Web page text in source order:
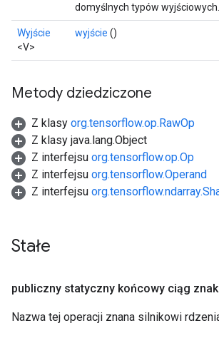
domyślnych typów wyjściowych.
Wyjście
<V>
wyjście ()
Metody dziedziczone
Z klasy org.tensorflow.op.RawOp
Z klasy java.lang.Object
Z interfejsu org.tensorflow.op.Op
Z interfejsu org.tensorflow.Operand
Z interfejsu
Stałe
publiczny statyczny końcowy ciąg
Nazwa tej operacji znana silnikowi